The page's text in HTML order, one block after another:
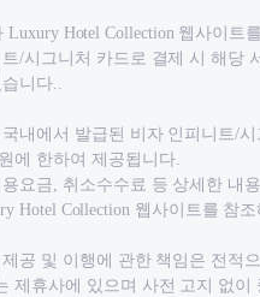
Hotel Collection 웹사이트
/시그니처 카드로 결제 시 해당
니다..
내에서 발급된 비자 인피니트/
에 한하여 제공됩니다.
요금, 취소수수료 등 상세한 내
Hotel Collection 웹사이트를 참조
공 및 이행에 관한 책임은 전적으
제휴사에 있으며 사전 고지 없이